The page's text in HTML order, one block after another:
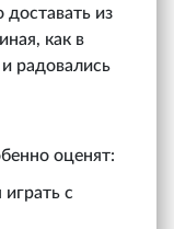
из
как в
радовались
оценят:
с